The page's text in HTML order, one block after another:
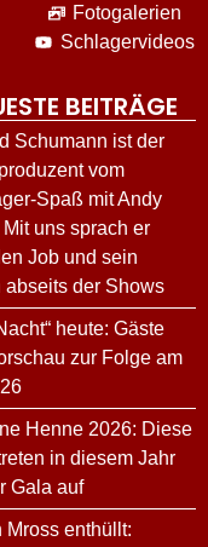
Fotogalerien
Schlagervideos
BEITRÄGE
Schumann ist der
vom
Spaß mit Andy
Mit uns sprach er
Job und sein
abseits der Shows
heute: Gäste
zur Folge am
Henne 2026: Diese
in diesem Jahr
Gala auf
Mross enthüllt: